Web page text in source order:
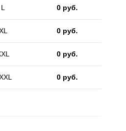
L 0 руб.
0 руб.
0 руб.
0 руб.